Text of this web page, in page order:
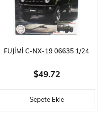
FUJIMI C-NX-19 06635 1/24
ÖLÇEK, SUZUKI JIMNY JB64(XC /
JUNGLE GREEN), CIP PLASTIK
MODEL KITI
$49.72
Sepete Ekle